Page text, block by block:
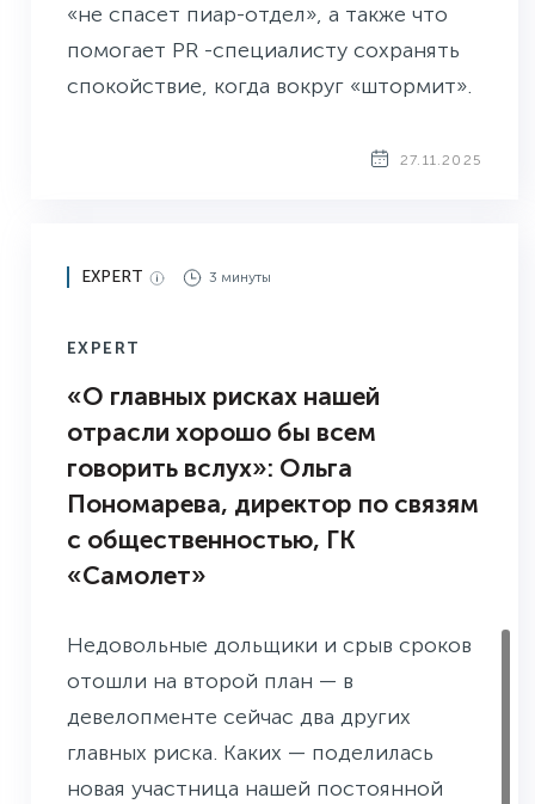
«не спасет пиар-отдел», а также что
помогает PR -специалисту сохранять
спокойствие, когда вокруг «штормит».
27.11.2025
EXPERT 3 минуты
EXPERT
«О главных рисках нашей
отрасли хорошо бы всем
говорить вслух»: Ольга
Пономарева, директор по связям
с общественностью, ГК
«Самолет»
Недовольные дольщики и срыв сроков
отошли на второй план — в
девелопменте сейчас два других
главных риска. Каких — поделилась
новая участница нашей постоянной